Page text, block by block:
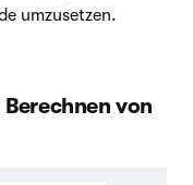
umzusetzen.
von